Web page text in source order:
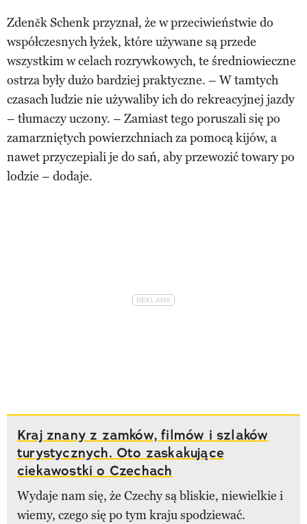
Zdeněk Schenk przyznał, że w przeciwieństwie do
współczesnych łyżek, które używane są przede
wszystkim w celach rozrywkowych, te średniowieczne
ostrza były dużo bardziej praktyczne. – W tamtych
czasach ludzie nie używaliby ich do rekreacyjnej jazdy
– tłumaczy uczony. – Zamiast tego poruszali się po
zamarzniętych powierzchniach za pomocą kijów, a
nawet przyczepiali je do sań, aby przewozić towary po
lodzie – dodaje.
Kraj znany z zamków, filmów i szlaków
turystycznych. Oto zaskakujące
ciekawostki o Czechach
Wydaje nam się, że Czechy są bliskie, niewielkie i
wiemy, czego się po tym kraju spodziewać.